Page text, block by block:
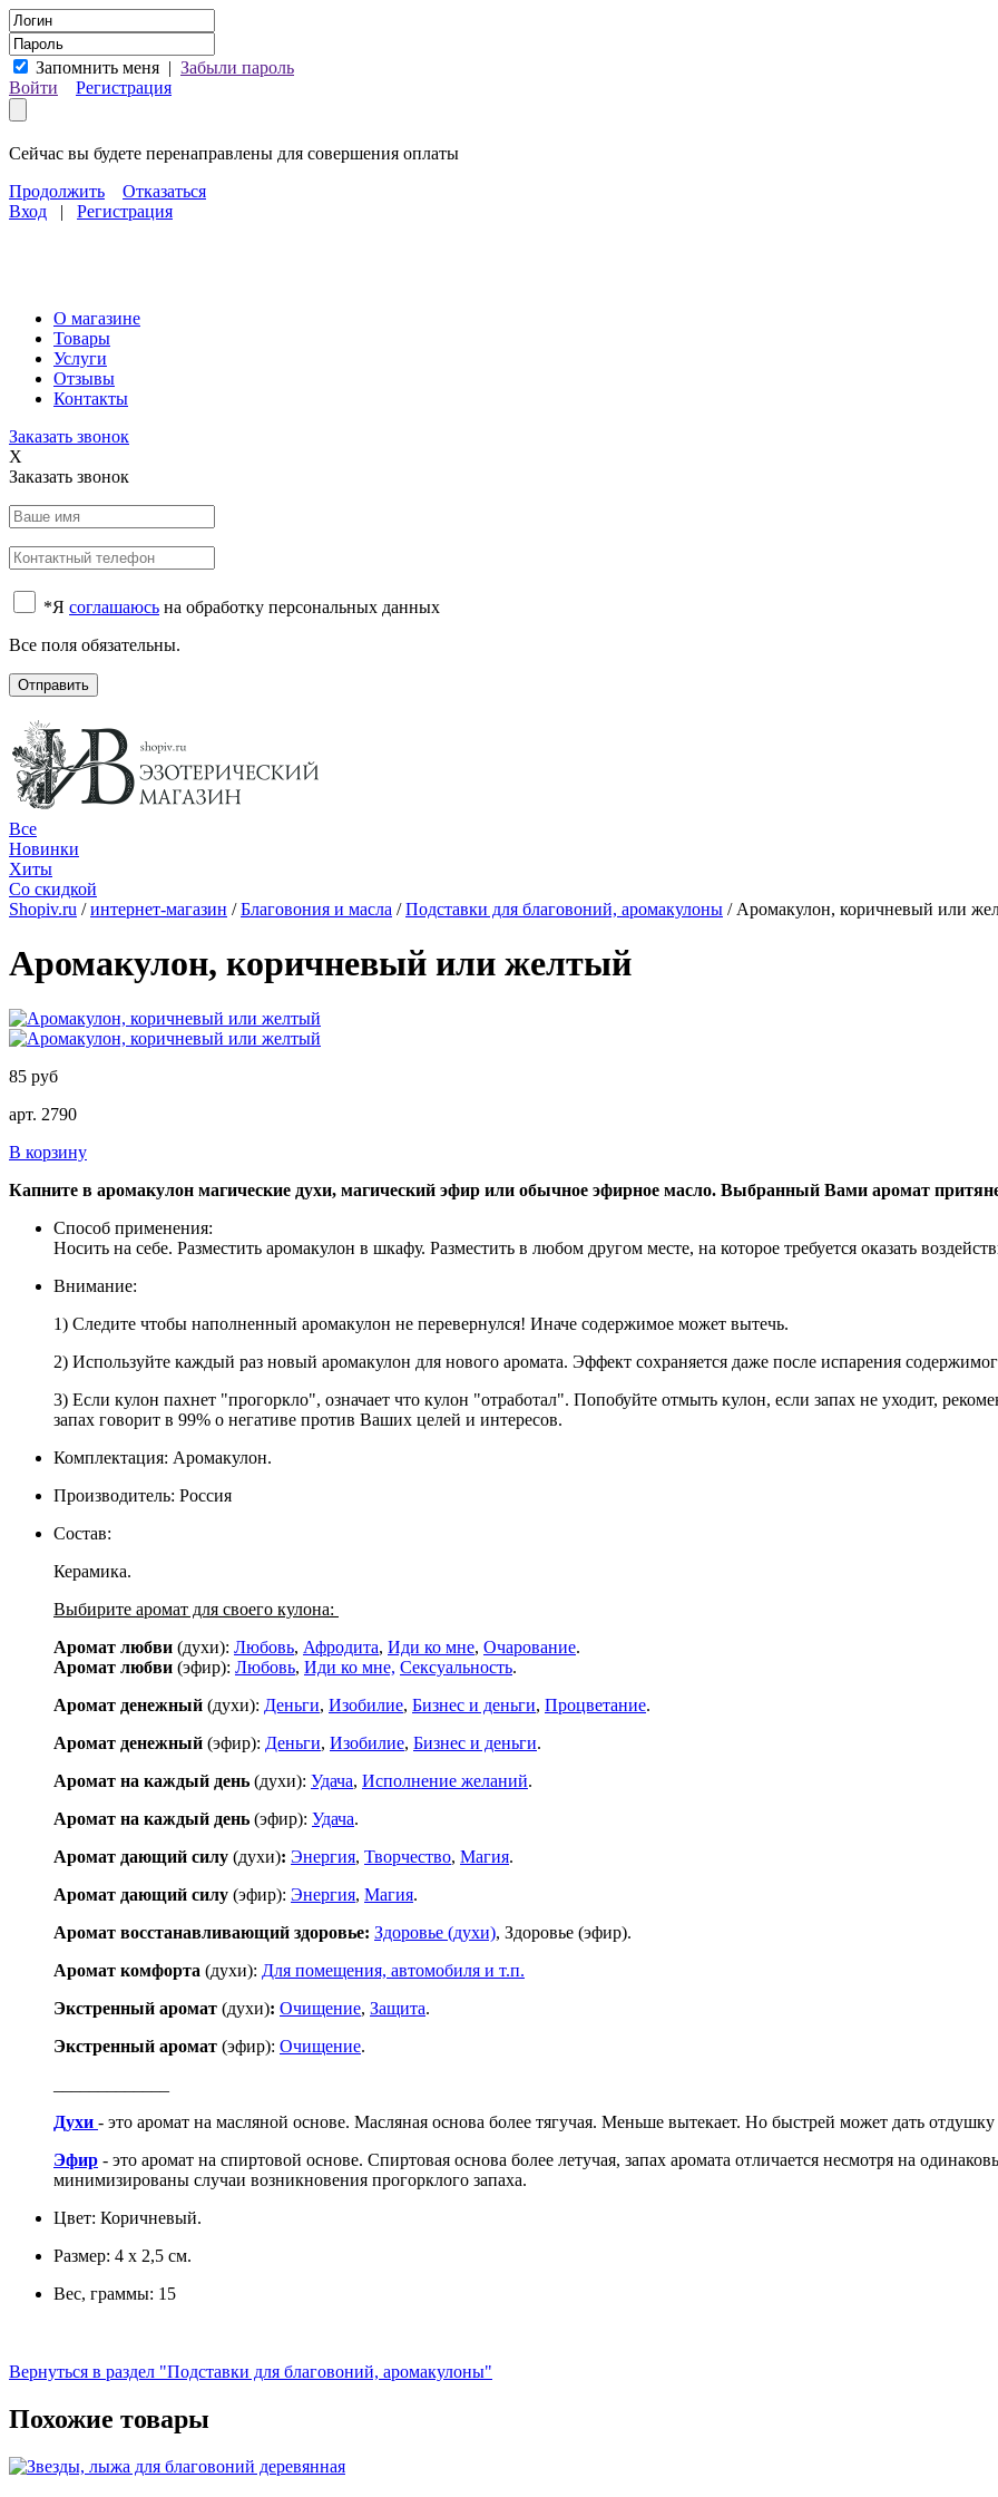
Запомнить меня | Забыли пароль
Войти
Регистрация
Сейчас вы будете перенаправлены для совершения оплаты
Продолжить
Отказаться
Вход | Регистрация
О магазине
Товары
Услуги
Отзывы
Контакты
Заказать звонок
X
Заказать звонок
*Я соглашаюсь на обработку персональных данных
Все поля обязательны.
Отправить
Все
Новинки
Хиты
Со скидкой
Shopiv.ru /интернет-магазин /Благовония и масла /Подставки для благовоний, аромакулоны / Аромакулон, коричневый или
Аромакулон, коричневый или желтый
85 руб
арт. 2790
В корзину
Капните в аромакулон магические духи, магический эфир или обычное эфирное масло. Выбранный Вами аромат
Способ применения:
Носить на себе. Разместить аромакулон в шкафу. Разместить в любом другом месте, на которое требуется оказать
Внимание:
1) Следите чтобы наполненный аромакулон не перевернулся! Иначе содержимое может вытечь.
2) Используйте каждый раз новый аромакулон для нового аромата. Эффект сохраняется даже после испарения
3) Если кулон пахнет "прогоркло", означает что кулон "отработал". Попобуйте отмыть кулон, если запах не уходит,
запах говорит в 99% о негативе против Ваших целей и интересов.
Комплектация: Аромакулон.
Производитель: Россия
Состав:
Керамика.
Выбирите аромат для своего кулона:
Аромат любви (духи): Любовь, Афродита, Иди ко мне, Очарование.
Аромат любви (эфир): Любовь, Иди ко мне, Сексуальность.
Аромат денежный (духи): Деньги, Изобилие, Бизнес и деньги, Процветание.
Аромат денежный (эфир): Деньги, Изобилие, Бизнес и деньги.
Аромат на каждый день (духи): Удача, Исполнение желаний.
Аромат на каждый день (эфир): Удача.
Аромат дающий силу (духи): Энергия, Творчество, Магия.
Аромат дающий силу (эфир): Энергия, Магия.
Аромат восстанавливающий здоровье: Здоровье (духи), Здоровье (эфир).
Аромат комфорта (духи): Для помещения, автомобиля и т.п.
Экстренный аромат (духи): Очищение, Защита.
Экстренный аромат (эфир): Очищение.
Духи - это аромат на масляной основе. Масляная основа более тягучая. Меньше вытекает. Но быстрей может дать
Эфир - это аромат на спиртовой основе. Спиртовая основа более летучая, запах аромата отличается несмотря на
минимизированы случаи возникновения прогорклого запаха.
Цвет: Коричневый.
Размер: 4 х 2,5 см.
Вес, граммы: 15
Вернуться в раздел "Подставки для благовоний, аромакулоны"
Похожие товары